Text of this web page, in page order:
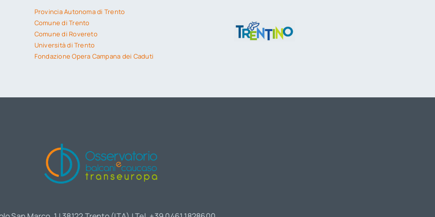
Provincia Autonoma di Trento
Comune di Trento
Comune di Rovereto
Università di Trento
Fondazione Opera Campana dei Caduti